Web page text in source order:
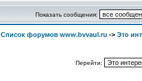
Показать сообщения:
Список форумов www.bvvaul.ru -> Это
Перейти: